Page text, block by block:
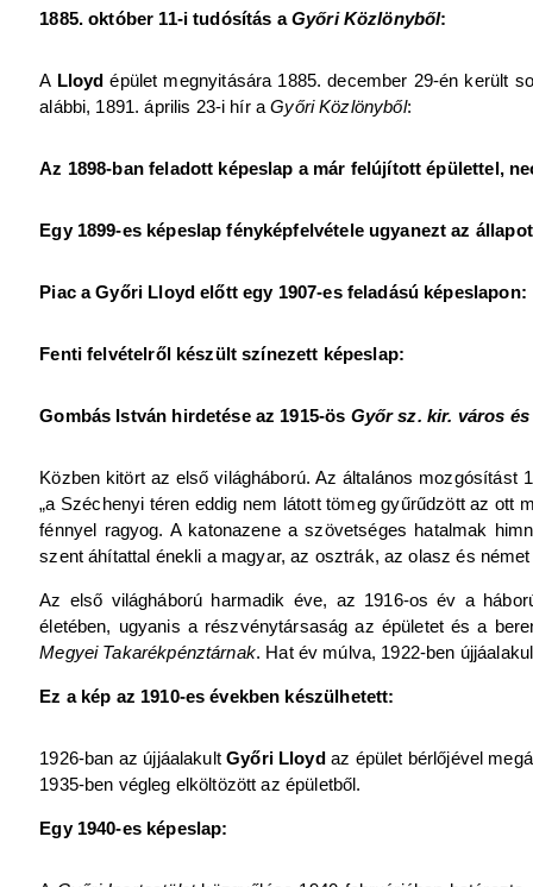
1885. október 11-i tudósítás aGyőri Közlönyből:
A Lloyd épület megnyitására 1885. december 29-én került
alábbi, 1891. április 23-i hír aGyőri Közlönyből:
Az 1898-ban feladott képeslap a már felújított épülettel,
Egy 1899-es képeslap fényképfelvétele ugyanezt az
Piac a Győri Lloyd előtt egy 1907-es feladású képeslapon:
Fenti felvételről készült színezett képeslap:
Gombás István hirdetése az 1915-ös Győr sz. kir. város
Közben kitört az első világháború. Az általános mozgósítást
„a Széchenyi téren eddig nem látott tömeg gyűrűdzött az
fénnyel ragyog. A katonazene a szövetséges hatalmak
szent áhítattal énekli a magyar, az osztrák, az olasz és
Az első világháború harmadik éve, az 1916-os év a
életében, ugyanis a részvénytársaság az épületet és a
Megyei Takarékpénztárnak. Hat év múlva, 1922-ben
Ez a kép az 1910-es években készülhetett:
1926-ban az újjáalakultGyőri Lloydaz épület bérlőjével
1935-ben végleg elköltözött az épületből.
Egy 1940-es képeslap: